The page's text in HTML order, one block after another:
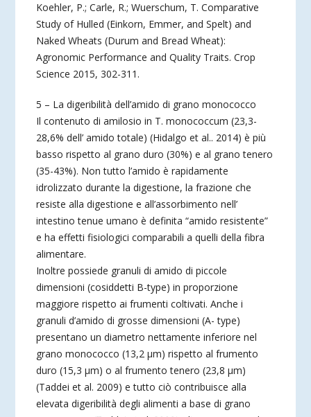
Koehler, P.; Carle, R.; Wuerschum, T. Comparative
Study of Hulled (Einkorn, Emmer, and Spelt) and
Naked Wheats (Durum and Bread Wheat):
Agronomic Performance and Quality Traits. Crop
Science 2015, 302-311.
5 – La digeribilità dell’amido di grano monococco
Il contenuto di amilosio in T. monococcum (23,3-
28,6% dell’ amido totale) (Hidalgo et al.. 2014) è più
basso rispetto al grano duro (30%) e al grano tenero
(35-43%). Non tutto l’amido è rapidamente
idrolizzato durante la digestione, la frazione che
resiste alla digestione e all’assorbimento nell’
intestino tenue umano è definita “amido resistente”
e ha effetti fisiologici comparabili a quelli della fibra
alimentare.
Inoltre possiede granuli di amido di piccole
dimensioni (cosiddetti B-type) in proporzione
maggiore rispetto ai frumenti coltivati. Anche i
granuli d’amido di grosse dimensioni (A- type)
presentano un diametro nettamente inferiore nel
grano monococco (13,2 µm) rispetto al frumento
duro (15,3 µm) o al frumento tenero (23,8 µm)
(Taddei et al. 2009) e tutto ciò contribuisce alla
elevata digeribilità degli alimenti a base di grano